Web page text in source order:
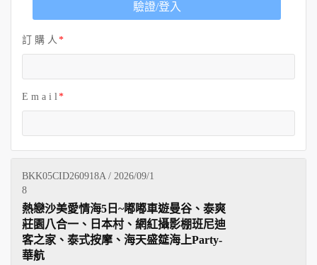
驗證/登入
訂 購 人
E m a i l
BKK05CID260918A / 2026/09/1
8
熱戀沙美愛情海5日~嘟嘟車遊曼谷、泰爽
莊園八合一、日本村、網紅攝影棚班尼迪
客之家、泰式按摩、海天盛筵海上Party-
華航